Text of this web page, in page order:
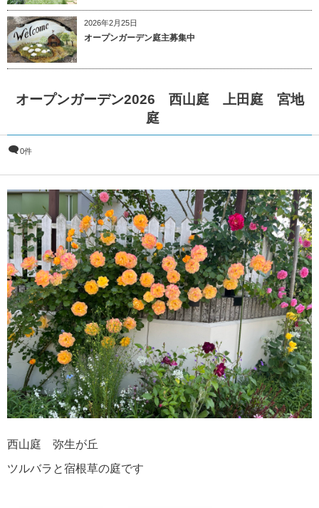
2026年2月25日
オープンガーデン庭主募集中
オープンガーデン2026 西山庭 上田庭 宮地
庭
0件
西山庭 弥生が丘
ツルバラと宿根草の庭です